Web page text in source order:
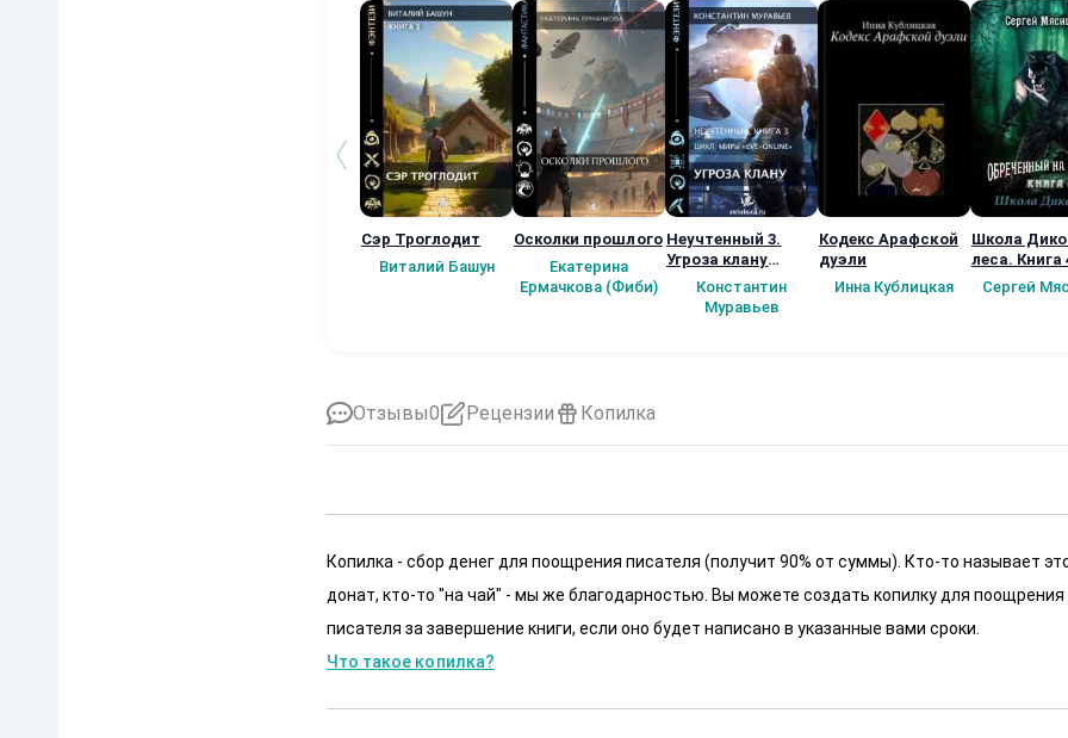
Сэр Троглодит
Виталий Башун
Осколки прошлого
Екатерина
Ермачкова (Фиби)
Неучтенный 3.
Угроза клану
(Альтернативное
продолжение)
Константин
Муравьев
Кодекс Арафской
дуэли
Инна Кублицкая
Школа
леса. Книга
Сергей
Отзывы0 Рецензии Копилка
Копилка - сбор денег для поощрения писателя (получит 90% от суммы). Кто-то называет
донат, кто-то "на чай" - мы же благодарностью. Вы можете создать копилку для поощрения
писателя за завершение книги, если оно будет написано в указанные вами сроки.
Что такое копилка?